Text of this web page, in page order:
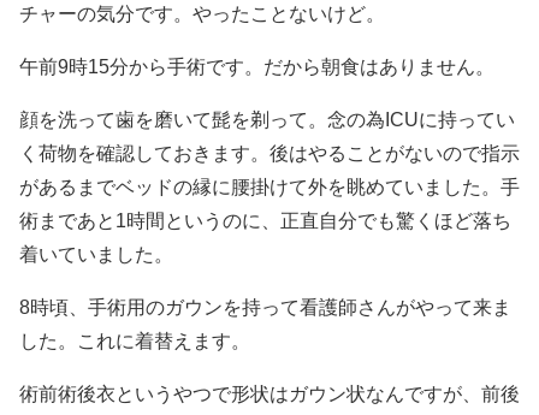
チャーの気分です。やったことないけど。
午前9時15分から手術です。だから朝食はありません。
顔を洗って歯を磨いて髭を剃って。念の為ICUに持ってい
く荷物を確認しておきます。後はやることがないので指示
があるまでベッドの縁に腰掛けて外を眺めていました。手
術まであと1時間というのに、正直自分でも驚くほど落ち
着いていました。
8時頃、手術用のガウンを持って看護師さんがやって来ま
した。これに着替えます。
術前術後衣というやつで形状はガウン状なんですが、前後